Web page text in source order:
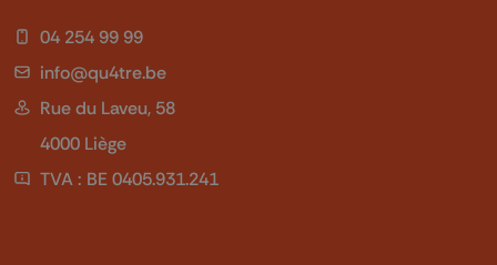
04 254 99 99
info@qu4tre.be
Rue du Laveu, 58
4000 Liège
TVA : BE 0405.931.241